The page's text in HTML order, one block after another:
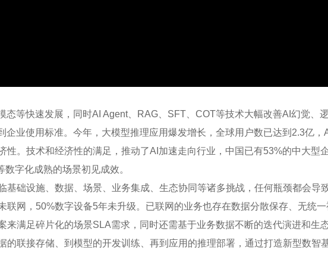
频
态等快速发展，同时AI Agent、RAG、SFT、COT等技术大幅改善AI幻觉、
企业使用标准。今年，大模型推理应用爆发增长，全球用户数已达到2.3亿，
性。技术和经济性的满足，推动了AI加速走向行业，中国已有53%的中大型
字化成熟的场景初见成效。
基础设施、数据、场景、业务集成、生态协同等诸多挑战，任何瓶颈都会导
网，50%数字设备5年未升级。已联网的业务也存在数据分散保存、无统一
满足碎片化的场景SLA需求，同时还需基于业务数据不断的迭代演进和生态
的联接存储、到模型的开发训练、再到应用的推理部署，通过打造新型数智